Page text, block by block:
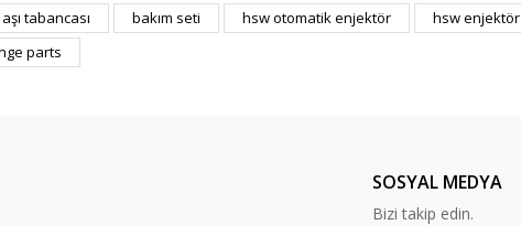
Bu ürüne ilk yorumu siz yapın!
aşı tabancası bakım seti hsw otomatik enjektör hsw enjektör
parts
SOSYAL MEDYA
Bizi takip edin.